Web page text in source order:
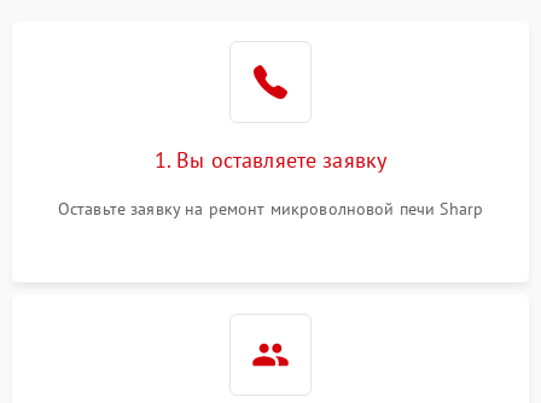
2200 ₽
Не работают сенсорные
1000 ₽
1. Вы оставляете заявку
Оставьте заявку на ремонт микроволновой печи Sharp